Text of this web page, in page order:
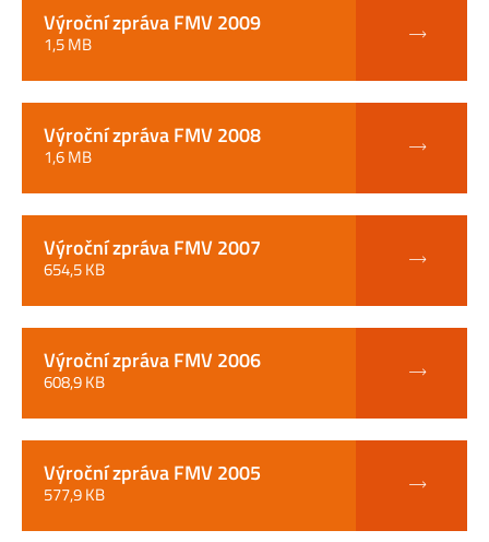
Výroční zpráva FMV 2009
1,5 MB
Výroční zpráva FMV 2008
1,6 MB
Výroční zpráva FMV 2007
654,5 KB
Výroční zpráva FMV 2006
608,9 KB
Výroční zpráva FMV 2005
577,9 KB